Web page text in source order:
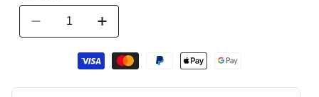
Réduire
la
quantité
tablier|
Augmenter
la
quantité
de
tablier|
paiement